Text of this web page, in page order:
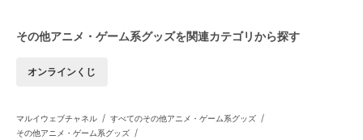
その他アニメ・ゲーム系グッズを関連カテゴリから探す
オンラインくじ
マルイウェブチャネル / すべてのその他アニメ・ゲーム系グッズ /
その他アニメ・ゲーム系グッズ /